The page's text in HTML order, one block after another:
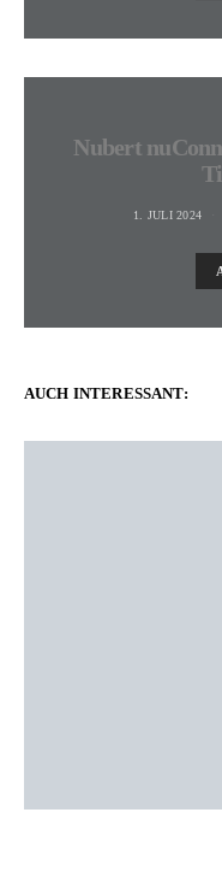
Nubert
1. JULI 2024
AUCH INTERESSANT: